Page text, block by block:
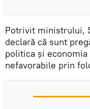
Potrivit ministrului,
declară că sunt
politica și
nefavorabile prin